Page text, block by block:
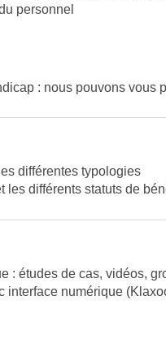
personnel
: nous pouvons vous
différentes typologies
les différents statuts de
: études de cas, vidéos,
interface numérique